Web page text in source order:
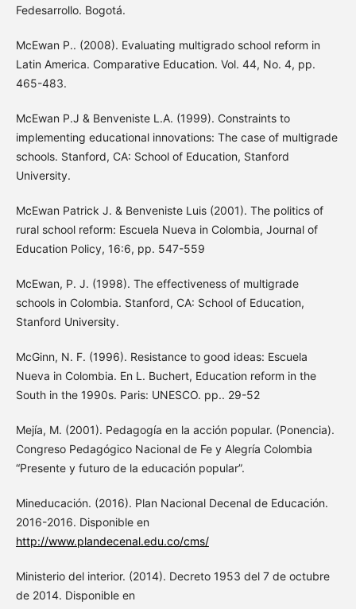
Fedesarrollo. Bogotá.
McEwan P.. (2008). Evaluating multigrado school reform in
Latin America. Comparative Education. Vol. 44, No. 4, pp.
465-483.
McEwan P.J & Benveniste L.A. (1999). Constraints to
implementing educational innovations: The case of multigrade
schools. Stanford, CA: School of Education, Stanford
University.
McEwan Patrick J. & Benveniste Luis (2001). The politics of
rural school reform: Escuela Nueva in Colombia, Journal of
Education Policy, 16:6, pp. 547-559
McEwan, P. J. (1998). The effectiveness of multigrade
schools in Colombia. Stanford, CA: School of Education,
Stanford University.
McGinn, N. F. (1996). Resistance to good ideas: Escuela
Nueva in Colombia. En L. Buchert, Education reform in the
South in the 1990s. Paris: UNESCO. pp.. 29-52
Mejía, M. (2001). Pedagogía en la acción popular. (Ponencia).
Congreso Pedagógico Nacional de Fe y Alegría Colombia
“Presente y futuro de la educación popular”.
Mineducación. (2016). Plan Nacional Decenal de Educación.
2016-2016. Disponible en
http://www.plandecenal.edu.co/cms/
Ministerio del interior. (2014). Decreto 1953 del 7 de octubre
de 2014. Disponible en